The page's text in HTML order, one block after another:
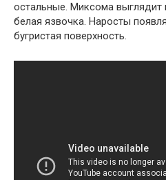
остальные. Миксома выглядит
белая язвочка. Наросты
бугристая поверхность.